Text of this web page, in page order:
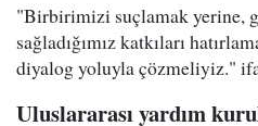
"Birbirimizi suçlamak yerine,
sağladığımız katkıları
diyalog yoluyla çözmeliyiz."
Uluslararası yardım